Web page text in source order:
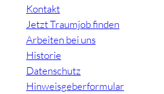
Kontakt
Jetzt Traumjob finden
Arbeiten bei uns
Historie
Datenschutz
Hinweisgeberformular